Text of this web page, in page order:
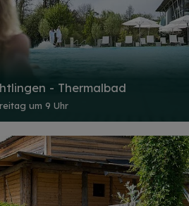
- Thermalbad
um 9 Uhr